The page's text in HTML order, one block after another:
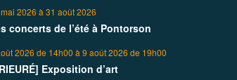
2026 à31 août 2026
concerts de l’été à Pontorson
2026 de 14h00 à9 août 2026 de 19h00
Exposition d’art